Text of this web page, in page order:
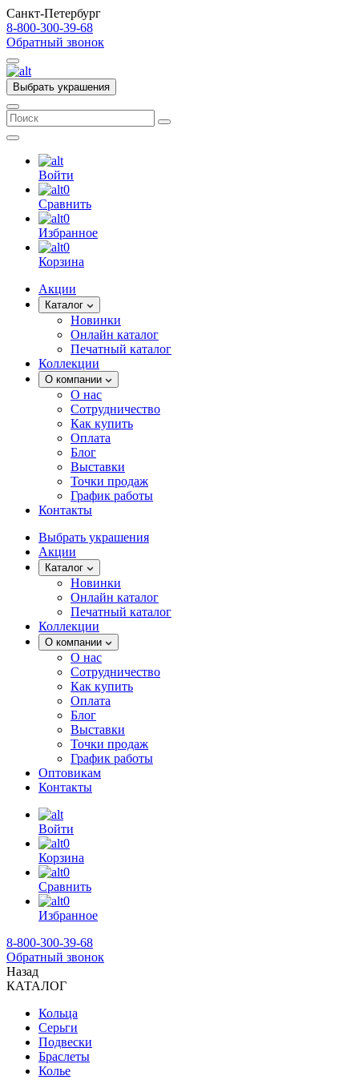
Санкт-Петербург
8-800-300-39-68
Обратный звонок
Выбрать украшения
Войти
0
Сравнить
0
Избранное
0
Корзина
Акции
Каталог
Новинки
Онлайн каталог
Печатный каталог
Коллекции
О компании
О нас
Сотрудничество
Как купить
Оплата
Блог
Выставки
Точки продаж
График работы
Контакты
Выбрать украшения
Акции
Каталог
Новинки
Онлайн каталог
Печатный каталог
Коллекции
О компании
О нас
Сотрудничество
Как купить
Оплата
Блог
Выставки
Точки продаж
График работы
Оптовикам
Контакты
Войти
0
Корзина
0
Сравнить
0
Избранное
8-800-300-39-68
Обратный звонок
Назад
КАТАЛОГ
Кольца
Серьги
Подвески
Браслеты
Колье